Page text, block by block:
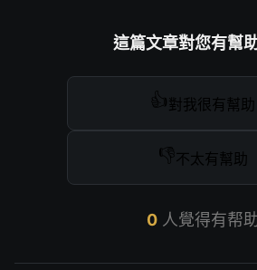
這篇文章對您有幫
👍對我很有幫助
👎 不太有幫助
0人覺得有帮